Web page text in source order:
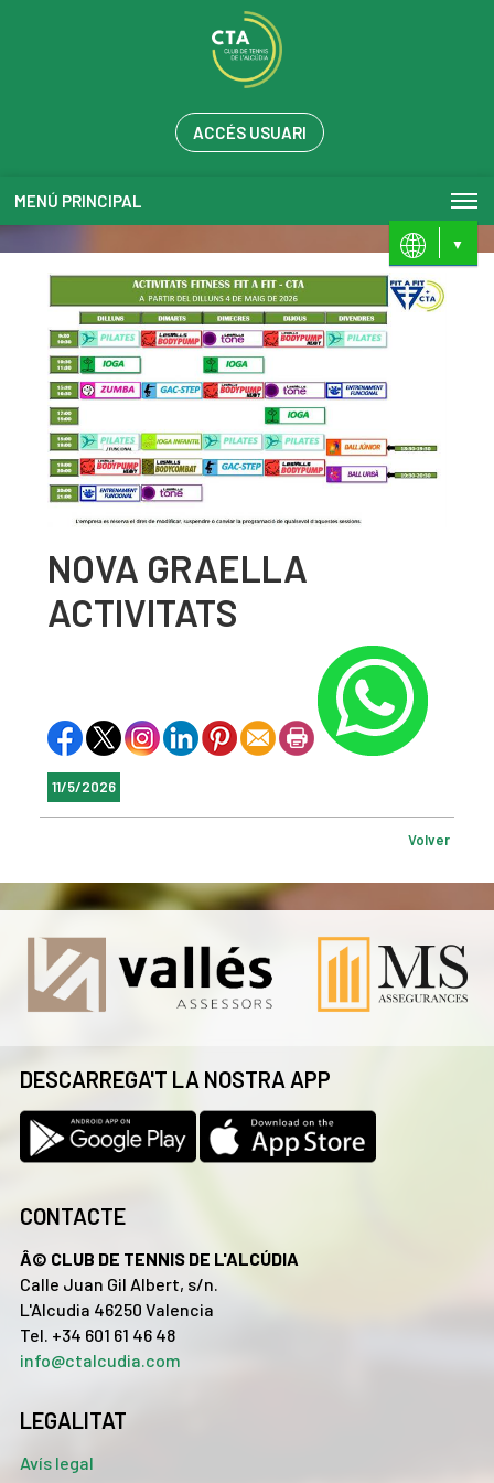
ACCÉS USUARI
MENÚ PRINCIPAL
NOVA GRAELLA
ACTIVITATS
11/5/2026
Volver
DESCARREGA'T LA NOSTRA APP
CONTACTE
Â© CLUB DE TENNIS DE L'ALCÚDIA
Calle Juan Gil Albert, s/n.
L'Alcudia 46250 Valencia
Tel. +34 601 61 46 48
info@ctalcudia.com
LEGALITAT
Avís legal